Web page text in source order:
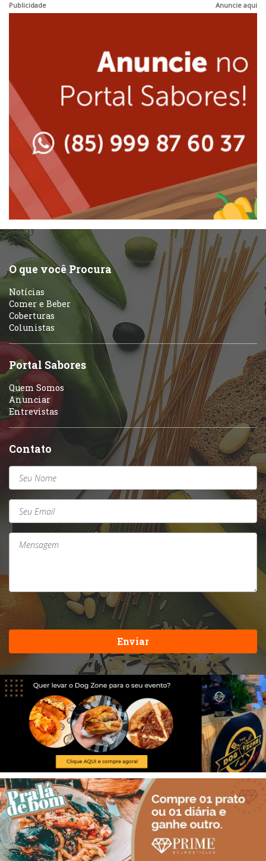
Japonesa e Oriental
Lanchonetes
Massas
Peixes e Frutos do Mar
Pizzarias
Portuguesa
Self-service
Sobremesas e sorvetes
Peixes e Frutos do Mar
Pizzarias
Portuguesa
Sobremesas e sorvetes
Variados
Publicidade Anuncie aqui
O que você Procura
Notícias
Comer e Beber
Coberturas
Colunistas
Portal Sabores
Quem Somos
Anunciar
Entrevistas
Contato
Enviar